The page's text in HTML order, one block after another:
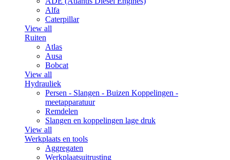
Alfa
Caterpillar
View all
Ruiten
Atlas
Ausa
Bobcat
View all
Hydrauliek
Persen - Slangen - Buizen Koppelingen -
meetapparatuur
Remdelen
Slangen en koppelingen lage druk
View all
Werkplaats en tools
Aggregaten
Werkplaatsuitrusting